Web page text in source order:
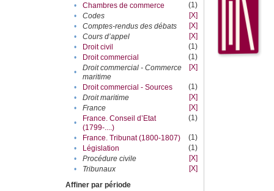
•
Chambres de commerce
(1)
•
Codes
[X]
•
Comptes-rendus des débats
[X]
•
Cours d’appel
[X]
•
Droit civil
(1)
•
Droit commercial
(1)
•
Droit commercial - Commerce
maritime
[X]
• Droit commercial - Sources
(1)
•
Droit maritime
[X]
•
France
[X]
•
France. Conseil d’Etat
(1799-....)
(1)
• France. Tribunat (1800-1807)
(1)
•
Législation
(1)
•
Procédure civile
[X]
•
Tribunaux
[X]
Affiner par période